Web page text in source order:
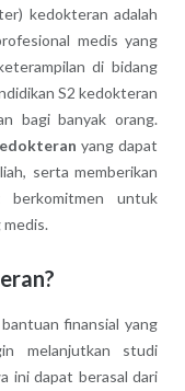
kedokteran adalah
medis yang
di bidang
S2 kedokteran
bagi banyak orang.
yang dapat
serta memberikan
berkomitmen untuk
finansial yang
melanjutkan studi
ini dapat berasal dari